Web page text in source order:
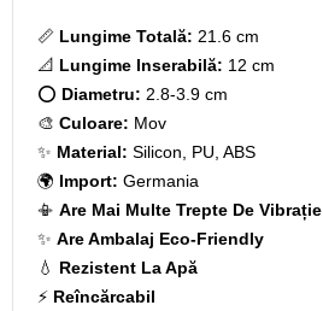
📏 Lungime Totală: 21.6 cm
📐 Lungime Inserabilă: 12 cm
⭕ Diametru: 2.8-3.9 cm
🎨 Culoare: Mov
✨ Material: Silicon, PU, ABS
🌍 Import: Germania
📳 Are Mai Multe Trepte De Vibrație
✨ Are Ambalaj Eco-Friendly
💧 Rezistent La Apă
⚡ Reîncărcabil